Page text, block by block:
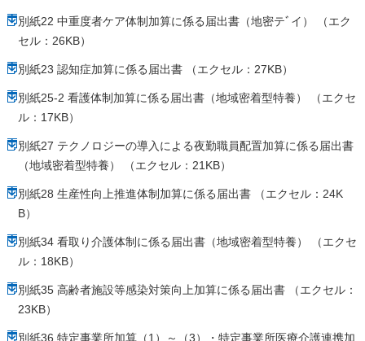
別紙22 中重度者ケア体制加算に係る届出書（地密テﾞイ） （エク
セル：26KB）
別紙23 認知症加算に係る届出書 （エクセル：27KB）
別紙25-2 看護体制加算に係る届出書（地域密着型特養） （エクセ
ル：17KB）
別紙27 テクノロジーの導入による夜勤職員配置加算に係る届出書
（地域密着型特養） （エクセル：21KB）
別紙28 生産性向上推進体制加算に係る届出書 （エクセル：24K
B）
別紙34 看取り介護体制に係る届出書（地域密着型特養） （エクセ
ル：18KB）
別紙35 高齢者施設等感染対策向上加算に係る届出書 （エクセル：
23KB）
別紙36 特定事業所加算（1）～（3）・特定事業所医療介護連携加